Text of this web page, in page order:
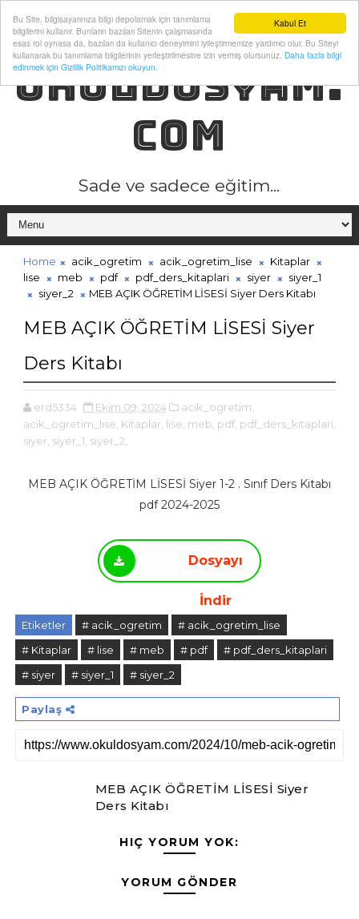
Kabul Et
Bu Site, bilgisayarınıza bilgi depolamak için tanımlama
bilgilerini kullanır. Bunların bazıları Sitenin çalışmasında
esas rol oynasa da, bazıları da kullanıcı deneyimini iyileştirmemize yardımcı olur. Bu Siteyi
kullanarak bu tanımlama bilgilerinin yerleştirilmesine izin vermiş olursunuz. Daha fazla bilgi
edinmek için Gizlilik Politikamızı okuyun.
OKULDOSYAM.
COM
Sade ve sadece eğitim...
Home acik_ogretim acik_ogretim_lise
Kitaplar
lise
meb pdf pdf_ders_kitaplari siyer
siyer_1
siyer_2
MEB AÇIK ÖĞRETİM LİSESİ Siyer Ders Kitabı
MEB AÇIK ÖĞRETİM LİSESİ Siyer
Ders Kitabı
erd5334 Ekim 09, 2024
acik_ogretim,
acik_ogretim_lise, Kitaplar, lise, meb, pdf, pdf_ders_kitaplari,
siyer, siyer_1, siyer_2,
MEB AÇIK ÖĞRETİM LİSESİ Siyer 1-2 . Sınıf Ders Kitabı
pdf 2024-2025
Dosyayı
İndir
Etiketler # acik_ogretim
# acik_ogretim_lise
# Kitaplar
# lise # meb # pdf
# pdf_ders_kitaplari
# siyer
# siyer_1 # siyer_2
Paylaş
MEB AÇIK ÖĞRETİM LİSESİ Siyer
Ders Kitabı
HIÇ YORUM YOK:
YORUM GÖNDER